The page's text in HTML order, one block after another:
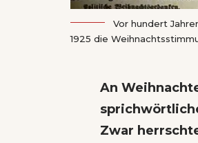
Vor hundert
1925 die
An
Zwar